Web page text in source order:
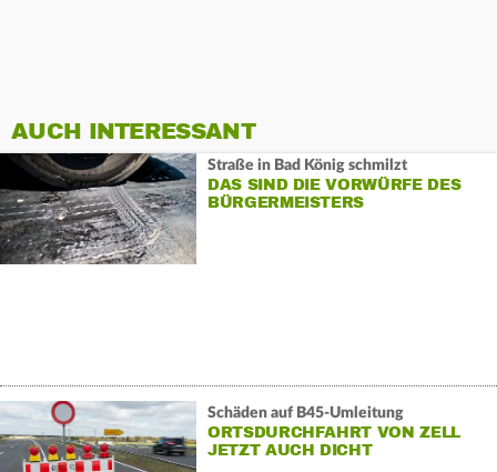
AUCH INTERESSANT
Straße in Bad König schmilzt
DAS SIND DIE VORWÜRFE DES
BÜRGERMEISTERS
Schäden auf B45-Umleitung
ORTSDURCHFAHRT VON ZELL
JETZT AUCH DICHT